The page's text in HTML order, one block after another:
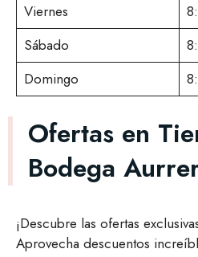
Viernes
Sábado
Domingo
Ofertas en
Bodega
¡Descubre las ofertas
Aprovecha descuentos